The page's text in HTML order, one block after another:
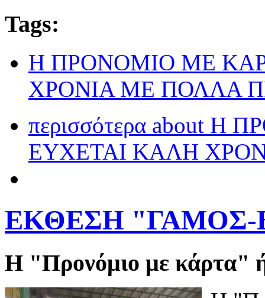
Tags:
Η ΠΡΟΝΟΜΙΟ ΜΕ
ΧΡΟΝΙΑ ΜΕ ΠΟΛΛΑ
περισσότερα about Η
ΕΥΧΕΤΑΙ ΚΑΛΗ
ΕΚΘΕΣΗ "ΓΑΜΟΣ-
Η "Προνόμιο με κάρτα"